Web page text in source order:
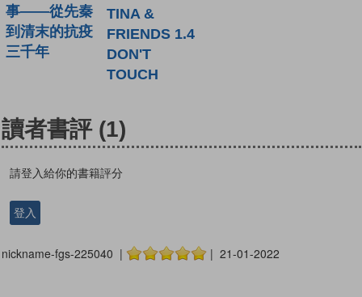
事——從先秦
到清末的抗疫
三千年
TINA &
FRIENDS 1.4
DON'T
TOUCH
讀者書評 (1)
請登入給你的書籍評分
登入
nickname-fgs-225040 | | 21-01-2022